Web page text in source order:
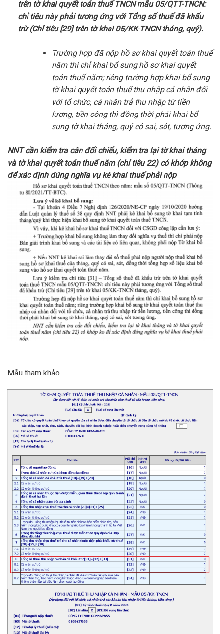
trên tờ khai quyết toán thuế TNCN mẫu 05/QTT-TNCN:
chỉ tiêu này phải tương ứng với Tổng số thuế đã khấu
trừ (Chỉ tiêu [29] trên tờ khai 05/KK-TNCN tháng, quý).
Trường hợp đã nộp hồ sơ khai quyết toán thuế
năm thì chỉ khai bổ sung hồ sơ khai quyết
toán thuế năm; riêng trường hợp khai bổ sung
tờ khai quyết toán thuế thu nhập cá nhân đối
với tổ chức, cá nhân trả thu nhập từ tiền
lương, tiền công thì đồng thời phải khai bổ
sung tờ khai tháng, quý có sai, sót, tương ứng.
NNT cần kiểm tra cân đối chiếu, kiểm tra lại tờ khai tháng
và tờ khai quyết toán thuế năm (chỉ tiêu 22) có khớp không
để xác định đúng nghĩa vụ kê khai thuế phải nộp
Mẫu tham khảo